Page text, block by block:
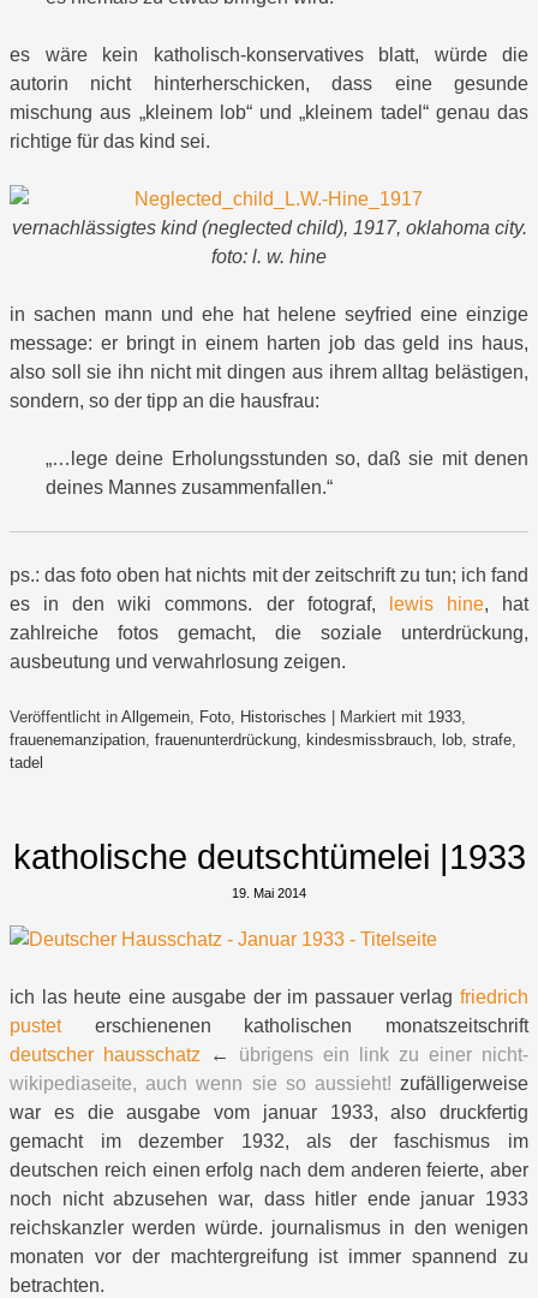
es wäre kein katholisch-konservatives blatt, würde die
autorin nicht hinterherschicken, dass eine gesunde
mischung aus „kleinem lob“ und „kleinem tadel“ genau das
richtige für das kind sei.
vernachlässigtes kind (neglected child), 1917, oklahoma city.
foto: l. w. hine
in sachen mann und ehe hat helene seyfried eine einzige
message: er bringt in einem harten job das geld ins haus,
also soll sie ihn nicht mit dingen aus ihrem alltag belästigen,
sondern, so der tipp an die hausfrau:
„…lege deine Erholungsstunden so, daß sie mit denen
deines Mannes zusammenfallen.“
ps.: das foto oben hat nichts mit der zeitschrift zu tun; ich fand
es in den wiki commons. der fotograf,
lewis hine, hat
zahlreiche fotos gemacht, die soziale unterdrückung,
ausbeutung und verwahrlosung zeigen.
Veröffentlicht in Allgemein, Foto, Historisches Markiert mit 1933,
frauenemanzipation, frauenunterdrückung, kindesmissbrauch, lob, strafe,
tadel
katholische deutschtümelei |1933
19. Mai 2014
ich las heute eine ausgabe der im passauer verlag friedrich
pusteterschienenen katholischen monatszeitschrift
deutscher hausschatz ← übrigens ein link zu einer nicht-
wikipediaseite, auch wenn sie so aussieht! zufälligerweise
war es die ausgabe vom januar 1933, also druckfertig
gemacht im dezember 1932, als der faschismus im
deutschen reich einen erfolg nach dem anderen feierte, aber
noch nicht abzusehen war, dass hitler ende januar 1933
reichskanzler werden würde. journalismus in den wenigen
monaten vor der machtergreifung ist immer spannend zu
betrachten.